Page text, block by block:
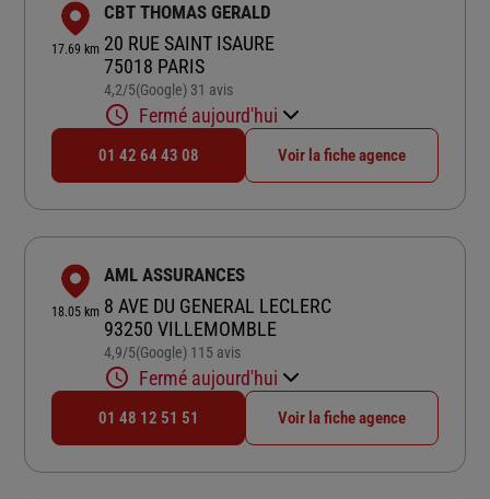
17.69 km
CBT THOMAS GERALD
20 RUE SAINT ISAURE
75018 PARIS
4,2/5Note de 4.2 sur 5
(Google) 31 avis
Fermé aujourd'hui
01 42 64 43 08 Voir la fiche agence
18.05 km
AML ASSURANCES
8 AVE DU GENERAL LECLERC
93250 VILLEMOMBLE
4,9/5Note de 4.9 sur 5
(Google) 115 avis
Fermé aujourd'hui
01 48 12 51 51 Voir la fiche agence